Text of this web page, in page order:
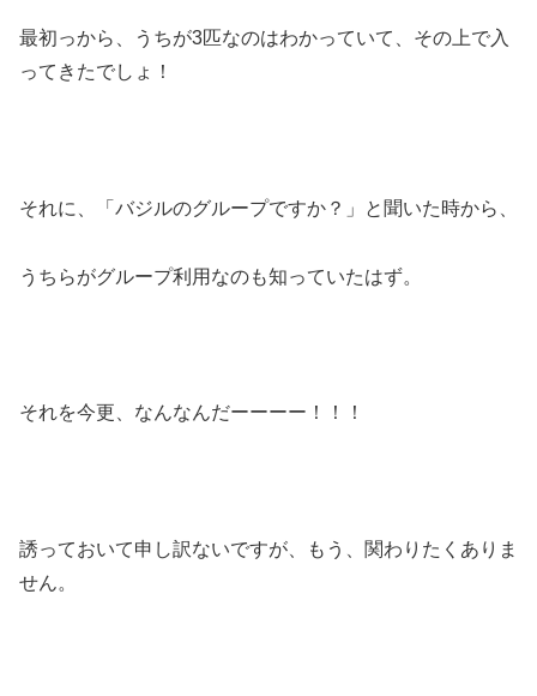
最初っから、うちが3匹なのはわかっていて、その上で入
ってきたでしょ！
それに、「バジルのグループですか？」と聞いた時から、
うちらがグループ利用なのも知っていたはず。
それを今更、なんなんだーーーー！！！
誘っておいて申し訳ないですが、もう、関わりたくありま
せん。